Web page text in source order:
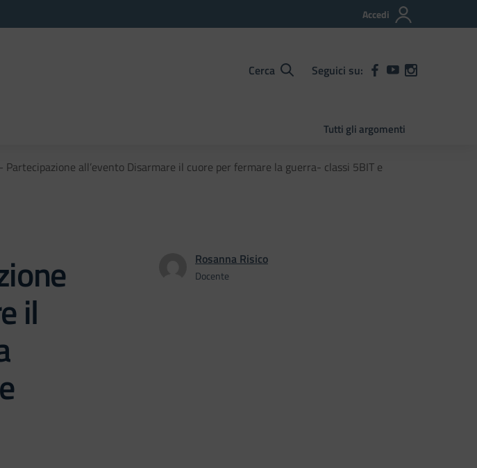
Accedi
Cerca Seguici su:
Tutti gli argomenti
Partecipazione all’evento Disarmare il cuore per fermare la guerra- classi 5BIT e
il
Rosanna Risico
Docente